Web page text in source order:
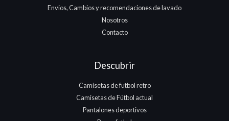
Envios, Cambios y recomendaciones de lavado
Nosotros
Contacto
Descubrir
Camisetas de futbol retro
Camisetas de Fútbol actual
Pantalones deportivos